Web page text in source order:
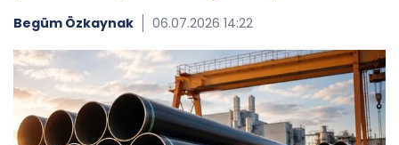
Begüm Özkaynak 06.07.2026 14:22